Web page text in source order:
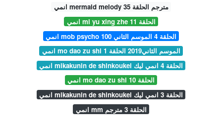
انمي mermaid melody مترجم الحلقة 35
انمي mi yu xing zhe الحلقة 11
انمي mob psycho 100 الحلقة 4 الموسم الثاني
انمي mo dao zu shi الموسم الثاني2019 الحلقة 1
انمي mikakunin de shinkoukei الحلقة 4 انمي ليك
انمي mo dao zu shi الحلقة 10
انمي mikakunin de shinkoukei الحلقة 3 انمي ليك
انمي mm الحلقة 3 مترجم